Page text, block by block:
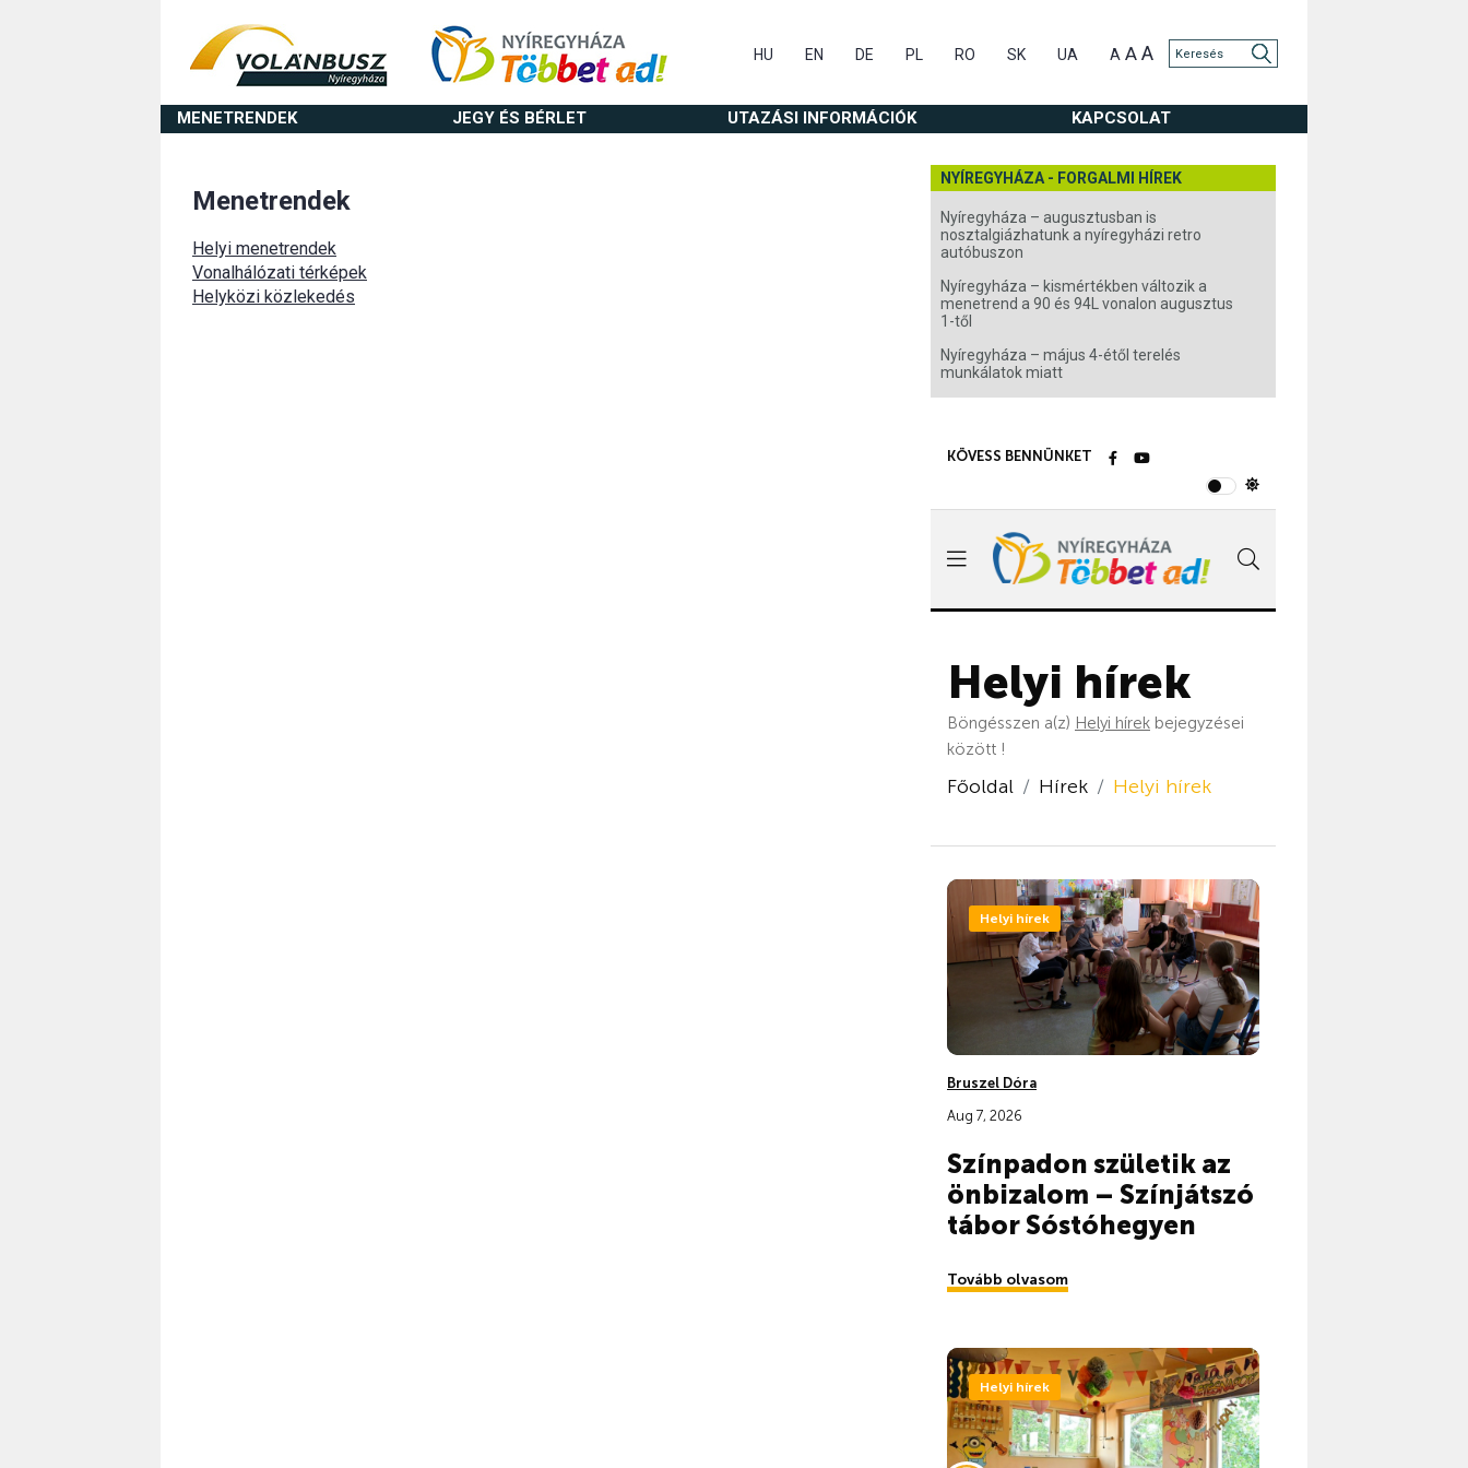
HU EN DE PL RO SK UA A A A
MENETRENDEK JEGY ÉS BÉRLET UTAZÁSI INFORMÁCIÓK KAPCSOLAT
Menetrendek
Helyi menetrendek
Vonalhálózati térképek
Helyközi közlekedés
NYÍREGYHÁZA - FORGALMI HÍREK
Nyíregyháza – augusztusban is
nosztalgiázhatunk a nyíregyházi retro
autóbuszon
Nyíregyháza – kismértékben változik a
menetrend a 90 és 94L vonalon augusztus
1-től
Nyíregyháza – május 4-étől terelés
munkálatok miatt